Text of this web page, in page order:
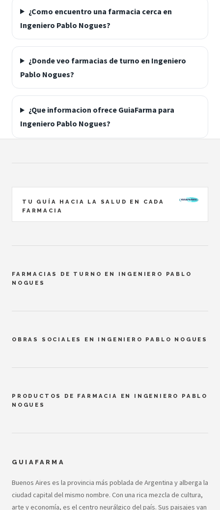
¿Como encuentro una farmacia cerca en
Ingeniero Pablo Nogues?
¿Donde veo farmacias de turno en Ingeniero
Pablo Nogues?
¿Que informacion ofrece GuiaFarma para
Ingeniero Pablo Nogues?
TU GUÍA HACIA LA SALUD EN CADA
FARMACIA
FARMACIAS DE TURNO EN INGENIERO PABLO
NOGUES
OBRAS SOCIALES EN INGENIERO PABLO NOGUES
PRODUCTOS DE FARMACIA EN INGENIERO PABLO
NOGUES
GUIAFARMA
Buenos Aires es la provincia más poblada de Argentina y alberga la
ciudad capital del mismo nombre. Con una rica mezcla de cultura,
arte y economía, es el centro neurálgico del país. Sus paisajes van